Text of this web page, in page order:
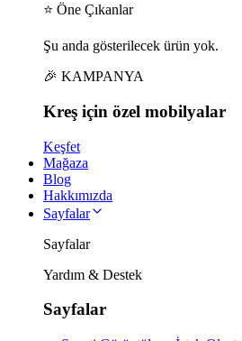
⭐ Öne Çıkanlar
Şu anda gösterilecek ürün yok.
🎉 KAMPANYA
Kreş için özel mobilyalar
Keşfet
Mağaza
Blog
Hakkımızda
Sayfalar
Sayfalar
Yardım & Destek
Sayfalar